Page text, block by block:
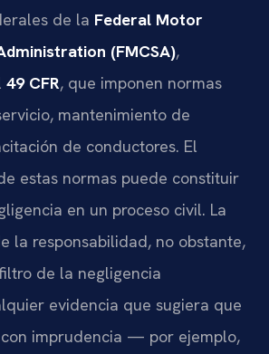
de la Federal Motor
(FMCSA),
49 CFR, que imponen normas
mantenimiento de
de conductores. El
estas normas puede constituir
en un proceso civil. La
la responsabilidad, no obstante,
de la negligencia
evidencia que sugiera que
imprudencia — por ejemplo,